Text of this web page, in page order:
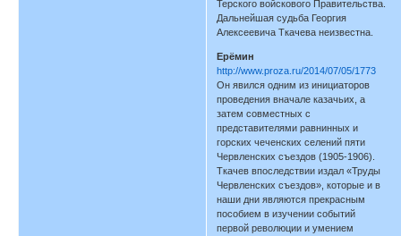
Терского войскового Правительства.
Дальнейшая судьба Георгия
Алексеевича Ткачева неизвестна.
Ерёмин
http://www.proza.ru/2014/07/05/1773
Он явился одним из инициаторов
проведения вначале казачьих, а
затем совместных с
представителями равнинных и
горских чеченских селений пяти
Червленских съездов (1905-1906).
Ткачев впоследствии издал «Труды
Червленских съездов», которые и в
наши дни являются прекрасным
пособием в изучении событий
первой революции и умением